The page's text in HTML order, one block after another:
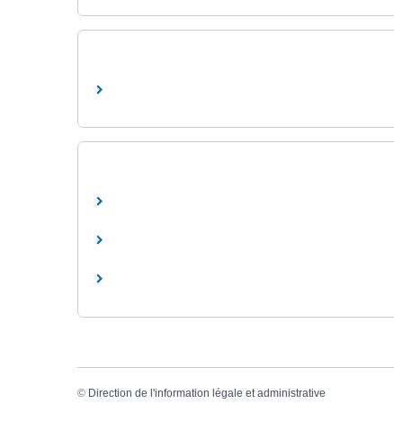
© Direction de l'information légale et administrative